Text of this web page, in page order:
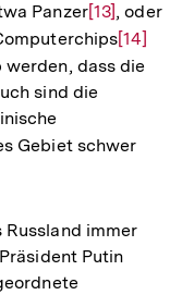
PanzerZur
Auflösung
der
Fußnote
[13] , oder
Zur
[14]
werden, dass die
sind die
Gebiet schwer
Russland immer
Putin